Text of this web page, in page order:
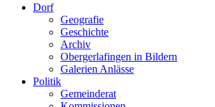
Dorf
Geografie
Geschichte
Archiv
Obergerlafingen in Bildern
Galerien Anlässe
Politik
Gemeinderat